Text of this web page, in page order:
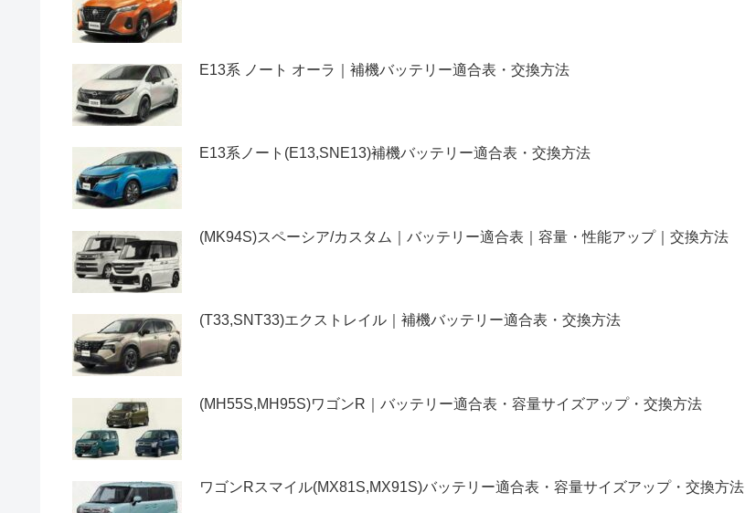
E13系 ノート オーラ｜補機バッテリー適合表・交換方法
E13系ノート(E13,SNE13)補機バッテリー適合表・交換方法
(MK94S)スペーシア/カスタム｜バッテリー適合表｜容量・性能アップ｜交換方法
(T33,SNT33)エクストレイル｜補機バッテリー適合表・交換方法
(MH55S,MH95S)ワゴンR｜バッテリー適合表・容量サイズアップ・交換方法
ワゴンRスマイル(MX81S,MX91S)バッテリー適合表・容量サイズアップ・交換方法